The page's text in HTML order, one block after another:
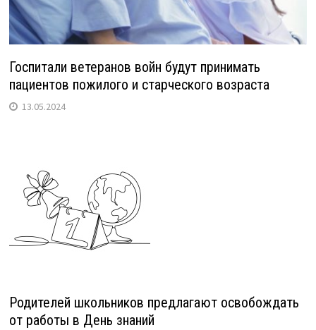
Госпитали ветеранов войн будут принимать
пациентов пожилого и старческого возраста
13.05.2024
Родителей школьников предлагают освобождать
от работы в День знаний